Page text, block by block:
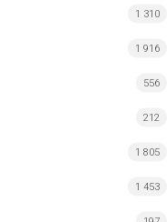
1 310
1 916
556
212
1 805
1 453